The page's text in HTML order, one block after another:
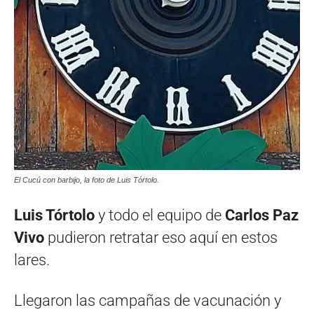
El Cucú con barbijo, la foto de Luis Tórtolo.
Luis Tórtolo y todo el equipo de Carlos Paz
Vivo pudieron retratar eso aquí en estos
lares.
Llegaron las campañas de vacunación y